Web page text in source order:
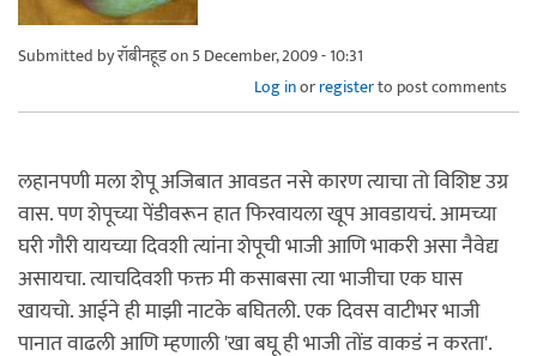
Submitted byरॉबीनहूडon 5 December, 2009 - 10:31
Log inorregisterto post comments
लहानपणी मला शेपू अजिबात आवडत नसे कारण त्याचा तो विशिष्ट उग्र
वास. पण शेपूच्या पेंडीवरून हात फिरवायला खूप आवडायचं. आमच्या
घरी गौरी यायच्या दिवशी त्यांना शेपूची भाजी आणि भाकरी असा नैवेद्य
असायचा. त्याचदिवशी फक्त मी कसाबसा त्या भाजीचा एक घास
खायचो. आईने ही माझी नाटके बघितली. एक दिवस वाटीभर भाजी
पानात वाढली आणि म्हणाली 'खा बघू ही भाजी तोंड वाकडं न करता'.